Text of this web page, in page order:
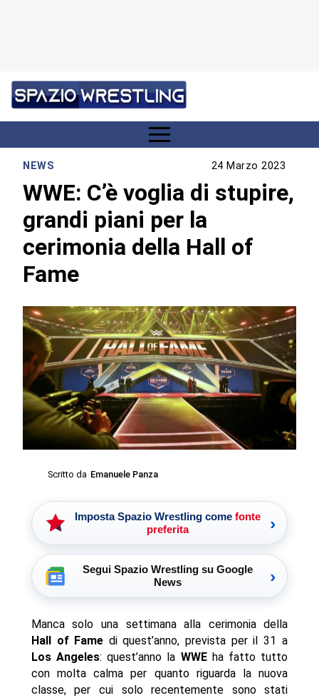
NEWS 24 Marzo 2023
WWE: C’è voglia di stupire,
grandi piani per la
cerimonia della Hall of
Fame
Scritto da Emanuele Panza
Imposta Spazio Wrestling come fonte
preferita
›
Segui Spazio Wrestling su Google
News
›
Manca solo una settimana alla cerimonia della
Hall of Fame di quest’anno, prevista per il 31 a
Los Angeles: quest’anno la WWEha fatto tutto
con molta calma per quanto riguarda la nuova
classe, per cui solo recentemente sono stati